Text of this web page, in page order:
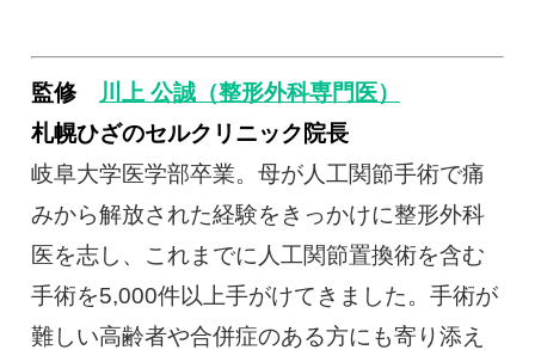
監修
川上 公誠（整形外科専門医）
札幌ひざのセルクリニック院長
岐阜大学医学部卒業。母が人工関節手術で痛
みから解放された経験をきっかけに整形外科
医を志し、これまでに人工関節置換術を含む
手術を5,000件以上手がけてきました。手術が
難しい高齢者や合併症のある方にも寄り添え